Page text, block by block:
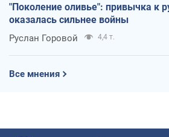
"Поколение оливье": привычка к
оказалась сильнее войны
Руслан Горовой 4,4 т.
Все мнения